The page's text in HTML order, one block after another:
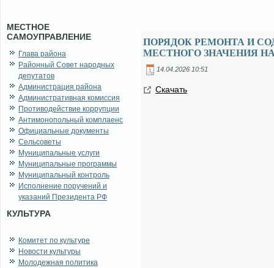
МЕСТНОЕ
САМОУПРАВЛЕНИЕ
Глава района
Районный Совет народных
депутатов
Администрация района
Административная комиссия
Противодействие коррупции
Антимонопольный комплаенс
Официальные документы
Сельсоветы
Муниципальные услуги
Муниципальные программы
Муниципальный контроль
Исполнение поручений и
указаний Президента РФ
КУЛЬТУРА
Комитет по культуре
Новости культуры
Молодежная политика
ПОРЯДОК РЕМОНТА И
МЕСТНОГО ЗНАЧЕНИЯ
14.04.2026 10:51
Ска­чать